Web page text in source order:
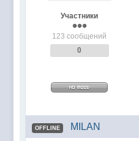
Участники
123 сообщений
0
OFFLINE MILAN